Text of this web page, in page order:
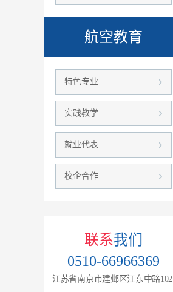
航空教育
特色专业
实践教学
就业代表
校企合作
联系我们
0510-66966369
江苏省南京市建邺区江东中路102